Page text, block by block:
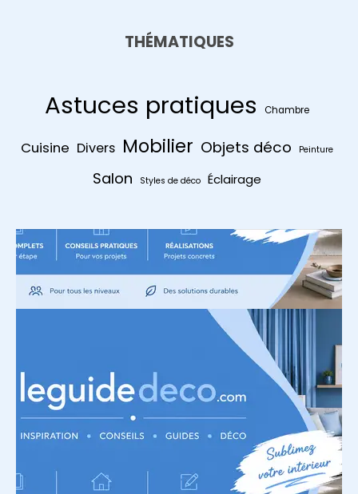
THÉMATIQUES
Astuces pratiques Chambre
Cuisine Divers Mobilier Objets déco Peinture
Salon Styles de déco Éclairage